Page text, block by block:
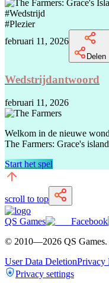
#Wedstrijd
#Plezier
februari 11, 2026
Delen
Wedstrijdantwoord
februari 11, 2026
Welkom in de nieuwe
The Farmers: Grace's
Start het spel
scroll to top
QS Games Facebook
© 2010—2026 QS Games.
User Data DeletionPrivacy
Privacy settings